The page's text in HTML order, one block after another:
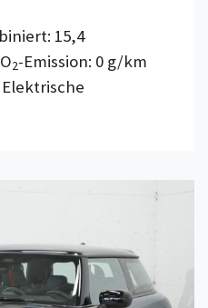
15,4
2-Emission: 0 g/km
Elektrische